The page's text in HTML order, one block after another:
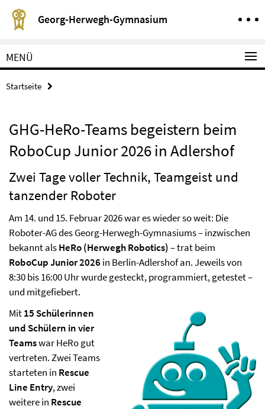
Springe direkt zu Inhalt
Georg-Herwegh-Gymnasium
Service-Navigation
MENÜ
Startseite
GHG-HeRo-Teams begeistern beim
RoboCup Junior 2026 in Adlershof
Zwei Tage voller Technik, Teamgeist und
tanzender Roboter
Am 14. und 15. Februar 2026 war es wieder so weit: Die
Roboter-AG des Georg-Herwegh-Gymnasiums – inzwischen
bekannt alsHeRo (Herwegh Robotics)– trat beim
RoboCup Junior 2026 in Berlin-Adlershof an. Jeweils von
8:30 bis 16:00 Uhr wurde gesteckt, programmiert, getestet –
und mitgefiebert.
Mit15 Schülerinnen
und Schülern in vier
Teamswar HeRo gut
vertreten. Zwei Teams
starteten in Rescue
Line Entry, zwei
weitere in Rescue